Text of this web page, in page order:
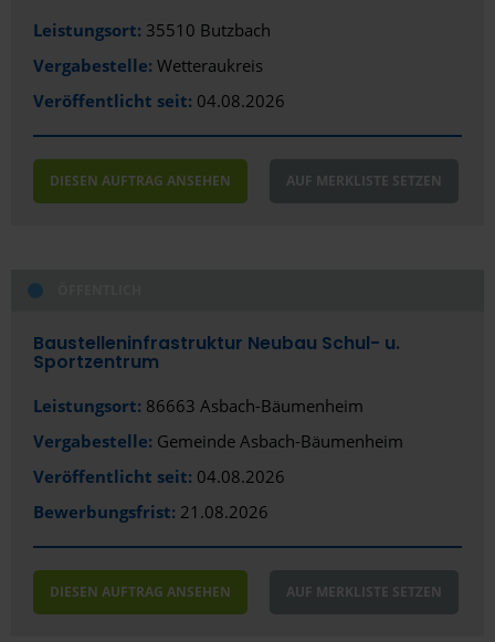
Coburg
Coesfeld
Cuxhaven
Dachau
Dessau-Roßlau
Dresden
Duisburg
Düsseldorf
Leistungsort: 35510 Butzbach
Vergabestelle: Wetteraukreis
Veröffentlicht seit: 04.08.2026
DIESEN AUFTRAG ANSEHEN AUF MERKLISTE SETZEN
Baustelleninfrastruktur Neubau Schul- u.
Sportzentrum
Leistungsort: 86663 Asbach-Bäumenheim
Vergabestelle: Gemeinde Asbach-Bäumenheim
Veröffentlicht seit: 04.08.2026
Bewerbungsfrist: 21.08.2026
DIESEN AUFTRAG ANSEHEN AUF MERKLISTE SETZEN